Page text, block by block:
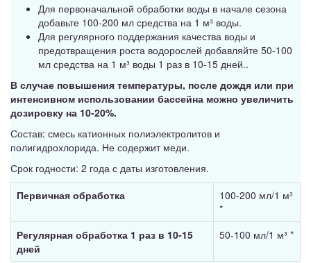
Для первоначальной обработки воды в начале сезона
добавьте 100-200 мл средства на 1 м³ воды.
Для регулярного поддержания качества воды и
предотвращения роста водорослей добавляйте 50-100
мл средства на 1 м³ воды 1 раз в 10-15 дней..
В случае повышения температуры, после дождя или при
интенсивном использовании бассейна можно увеличить
дозировку на 10-20%.
Состав: смесь катионных полиэлектролитов и
полигидрохлорида. Не содержит меди.
Срок годности: 2 года с даты изготовления.
Первичная обработка
100-200 мл/1 м³
*
Регулярная обработка 1 раз в 10-15
дней
50-100 мл/1 м³ *